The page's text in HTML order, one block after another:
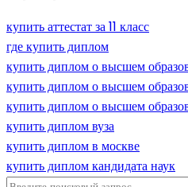
купить аттестат за 11 класс
где купить диплом
купить диплом о высшем
купить диплом о высшем
купить диплом о высшем
купить диплом вуза
купить диплом в москве
купить диплом кандидата наук